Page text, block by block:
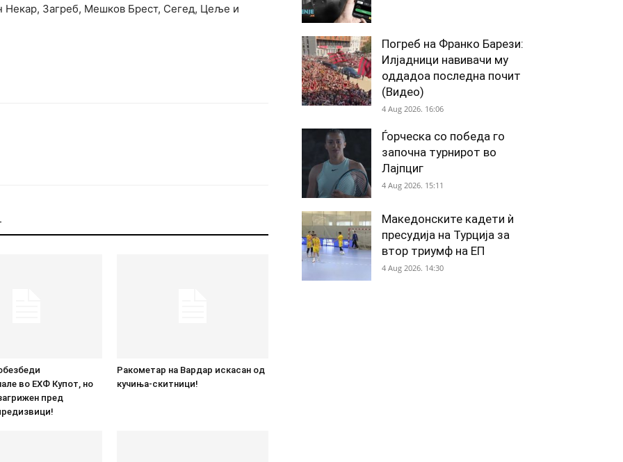
Некар, Загреб, Мешков Брест, Сегед, Цеље и
во ЕХФ Купот, но
пред
Ракометар на Вардар искасан од
кучиња-скитници!
Погреб на Франко Барези:
Илјадници навивачи му
оддадоа последна почит
(Видео)
4 Aug 2026. 16:06
Ѓорческа со победа го
започна турнирот во
Лајпциг
4 Aug 2026. 15:11
Македонските кадети ѝ
пресудија на Турција за
втор триумф на ЕП
4 Aug 2026. 14:30